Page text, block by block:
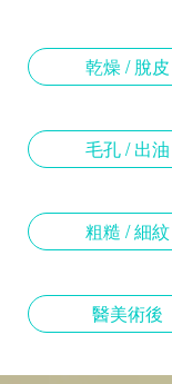
乾燥 / 脫皮
毛孔 / 出油
粗糙 / 細紋
醫美術後